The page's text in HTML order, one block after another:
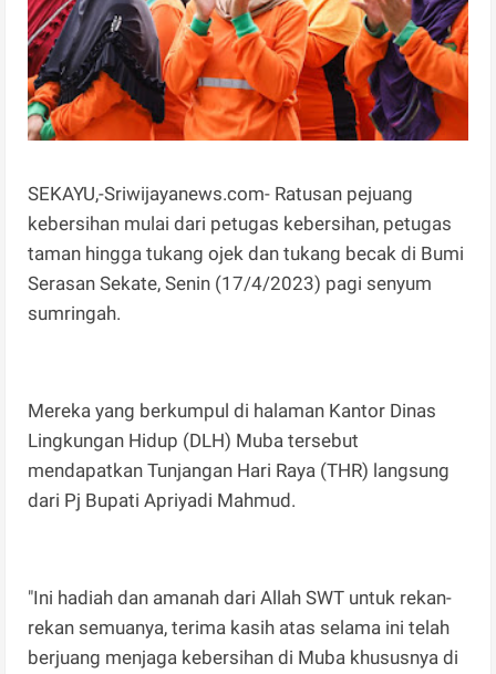
SEKAYU,-Sriwijayanews.com- Ratusan pejuang
kebersihan mulai dari petugas kebersihan, petugas
taman hingga tukang ojek dan tukang becak di Bumi
Serasan Sekate, Senin (17/4/2023) pagi senyum
sumringah.
Mereka yang berkumpul di halaman Kantor Dinas
Lingkungan Hidup (DLH) Muba tersebut
mendapatkan Tunjangan Hari Raya (THR) langsung
dari Pj Bupati Apriyadi Mahmud.
"Ini hadiah dan amanah dari Allah SWT untuk rekan-
rekan semuanya, terima kasih atas selama ini telah
berjuang menjaga kebersihan di Muba khususnya di